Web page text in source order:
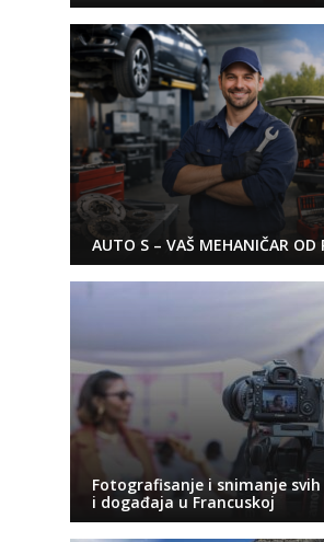
AUTO S – VAŠ MEHANIČAR OD
Fotografisanje i snimanje
i događaja u Francuskoj